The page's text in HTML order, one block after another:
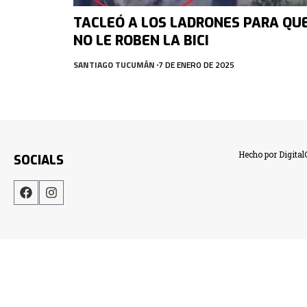
TACLEÓ A LOS LADRONES PARA
NO LE ROBEN LA BICI
SANTIAGO TUCUMÁN 7 DE ENERO DE 2025
SOCIALS Hecho por